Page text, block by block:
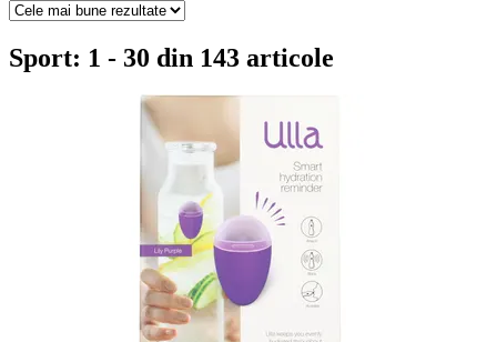
Sport: 1 - 30 din 143 articole